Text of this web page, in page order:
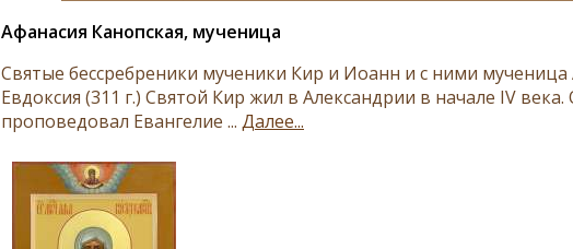
Афанасия Канопская, мученица
Святые бессребреники мученики Кир и Иоанн и с ними
Евдоксия (311 г.) Святой Кир жил в Александрии в начале IV
проповедовал Евангелие ... Далее...